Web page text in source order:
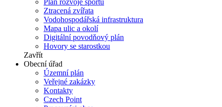
Plán rozvoje sportu
Ztracená zvířata
Vodohospodářská infrastruktura
Mapa ulic a okolí
Digitální povodňový plán
Hovory se starostkou
Zavřít
Obecní úřad
Územní plán
Veřejné zakázky
Kontakty
Czech Point